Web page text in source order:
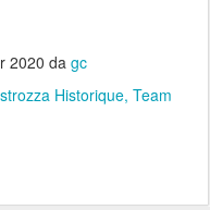
2020 da gc
Historique Team